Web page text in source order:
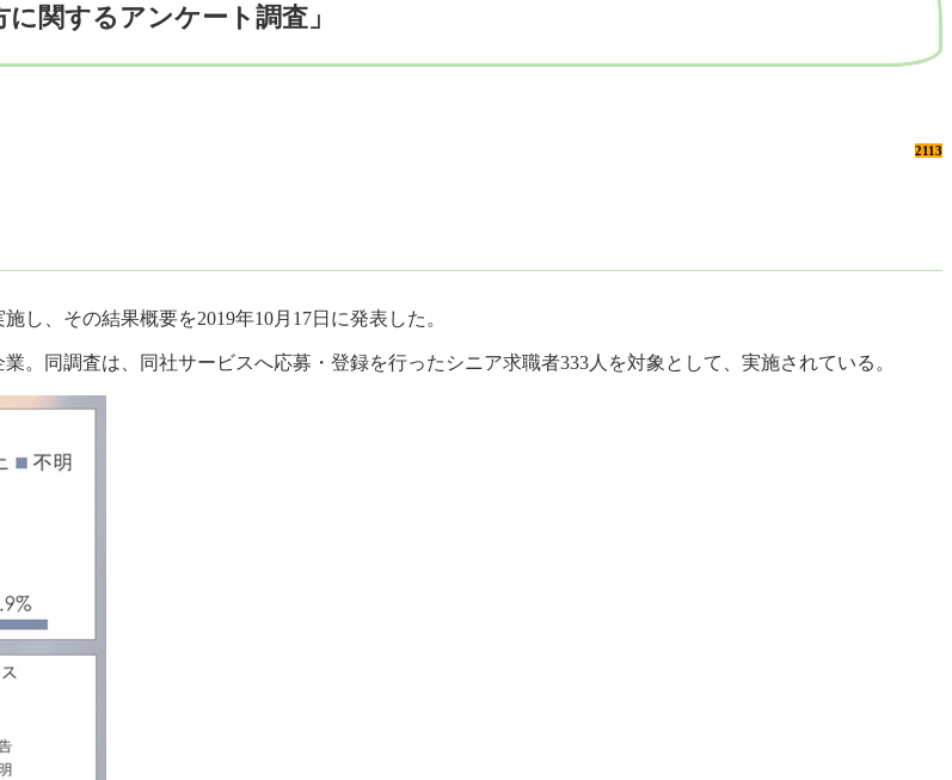
関するアンケート調査」
2113
し、その結果概要を2019年10月17日に発表した。
。同調査は、同社サービスへ応募・登録を行ったシニア求職者333人を対象として、実施されている。